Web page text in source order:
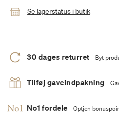
Se lagerstatus i butik
30 dages returret Byt
Tilføj gaveindpakning
No1 fordele Optjen